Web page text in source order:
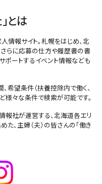
とは
情報サイト。札幌をはじめ、北
さらに応募の仕方や履歴書の書
ポートするイベント情報なども
希望条件（扶養控除内で働く、
様々な条件で検索が可能です。
報社が運営する、北海道各エリ
、主婦（夫）の皆さんの「働き